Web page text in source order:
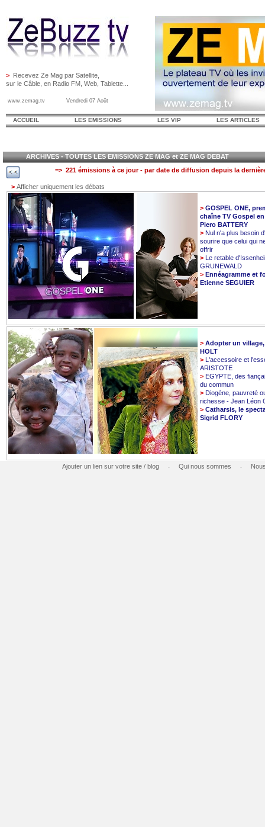
> Recevez Ze Mag par Satellite,
sur le Câble, en Radio FM, Web, Tablette...
www.zemag.tv Vendredi 07 Août
ACCUEIL LES EMISSIONS LES VIP LES ARTICLES
ARCHIVES - TOUTES LES EMISSIONS ZE MAG et ZE MAG DEBAT
=> 221 émissions à ce jour - par date de diffusion depuis la
> Afficher uniquement les débats
> GOSPEL ONE,
chaîne TV Gospel
Piero BATTERY
> Nul n'a plus besoin
sourire que celui qui
offrir
> Le retable
GRUNEWALD
> Ennéagramme et
Etienne SEGUIER
> Adopter un
HOLT
> L'accessoire et
ARISTOTE
> EGYPTE, des
du commun
> Diogène, pauvreté
richesse - Jean Léon
> Catharsis, le
Sigrid FLORY
Ajouter un lien sur votre site / blog - Qui nous sommes -